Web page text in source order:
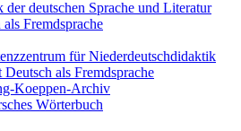
der deutschen Sprache und Literatur
als Fremdsprache
für Niederdeutschdidaktik
Deutsch als Fremdsprache
Koeppen-Archiv
Wörterbuch